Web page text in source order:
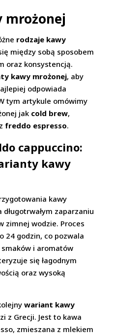
mrożonej
rodzaje kawy
między sobą sposobem
oraz konsystencją.
kawy mrożonej, aby
odpowiada
tym artykule omówimy
jak cold brew,
freddo espresso.
cappuccino:
kawy
kawy
zaparzaniu
zimnej wodzie. Proces
24 godzin, co pozwala
smaków i aromatów
się łagodnym
oraz wysoką
wariant kawy
z Grecji. Jest to kawa
zmieszana z mlekiem